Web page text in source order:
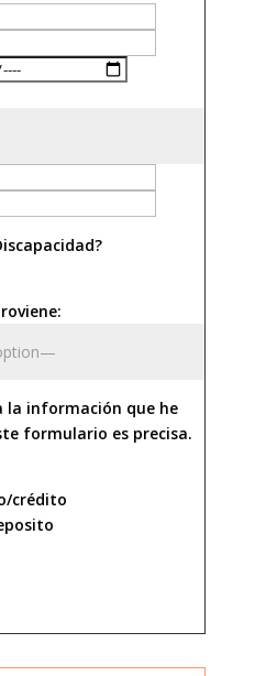
la información que he
formulario es precisa.
crédito